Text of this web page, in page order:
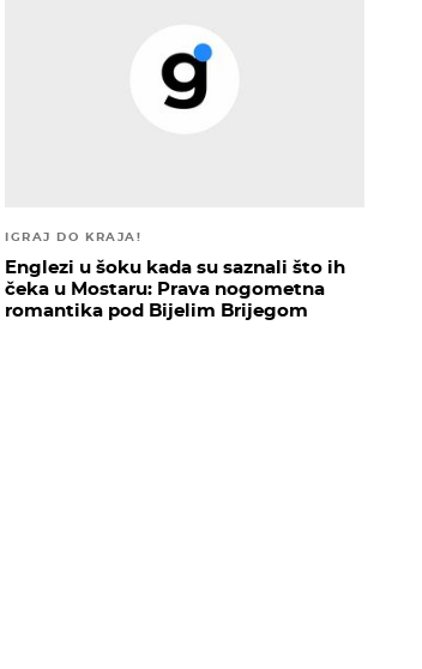
IGRAJ DO KRAJA!
Englezi u šoku kada su saznali što ih
čeka u Mostaru: Prava nogometna
romantika pod Bijelim Brijegom